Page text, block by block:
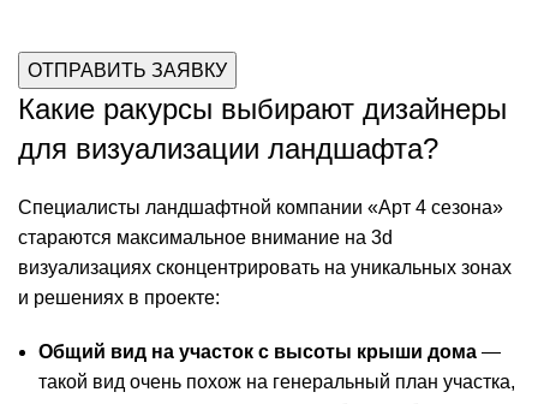
Какие ракурсы выбирают дизайнеры
для визуализации ландшафта?
Специалисты ландшафтной компании «Арт 4 сезона»
стараются максимальное внимание на 3d
визуализациях сконцентрировать на уникальных зонах
и решениях в проекте:
Общий вид на участок с высоты крыши дома —
такой вид очень похож на генеральный план участка,